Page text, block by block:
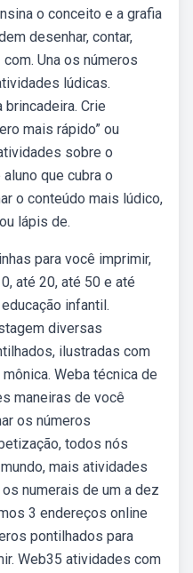
o conceito e a grafia
desenhar, contar,
Una os números
lúdicas.
brincadeira. Crie
mais rápido” ou
sobre o
que cubra o
o conteúdo mais lúdico,
lápis de.
para você imprimir,
até 20, até 50 e até
infantil.
diversas
ilustradas com
Weba técnica de
maneiras de você
os números
todos nós
mais atividades
numerais de um a dez
3 endereços online
pontilhados para
Web35 atividades com